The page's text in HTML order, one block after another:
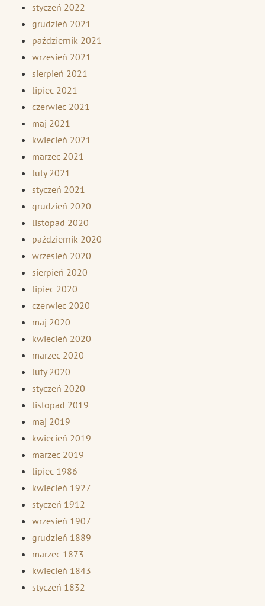
styczeń 2022
grudzień 2021
październik 2021
wrzesień 2021
sierpień 2021
lipiec 2021
czerwiec 2021
maj 2021
kwiecień 2021
marzec 2021
luty 2021
styczeń 2021
grudzień 2020
listopad 2020
październik 2020
wrzesień 2020
sierpień 2020
lipiec 2020
czerwiec 2020
maj 2020
kwiecień 2020
marzec 2020
luty 2020
styczeń 2020
listopad 2019
maj 2019
kwiecień 2019
marzec 2019
lipiec 1986
kwiecień 1927
styczeń 1912
wrzesień 1907
grudzień 1889
marzec 1873
kwiecień 1843
styczeń 1832